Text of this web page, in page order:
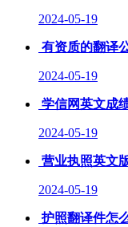
2024-05-19
有资质的翻译
2024-05-19
学信网英文成
2024-05-19
营业执照英文
2024-05-19
护照翻译件怎